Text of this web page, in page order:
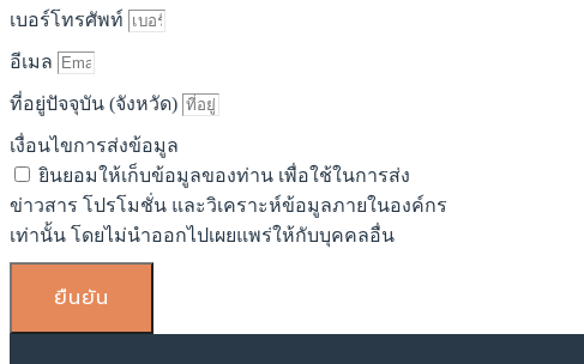
เบอร์โทรศัพท์
อีเมล
ที่อยู่ปัจจุบัน (จังหวัด)
เงื่อนไขการส่งข้อมูล
ยินยอมให้เก็บข้อมูลของท่าน เพื่อใช้ในการส่ง
ข่าวสาร โปรโมชั่น และวิเคราะห์ข้อมูลภายในองค์กร
เท่านั้น โดยไม่นำออกไปเผยแพร่ให้กับบุคคลอื่น
ยืนยัน